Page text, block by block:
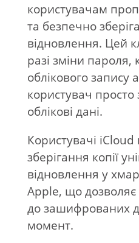
користувачам
та безпечно
відновлення. Цей
разі зміни пароля,
облікового запису
користувач просто
облікові дані.
Користувачі
зберігання копії
відновлення у
Apple, що дозволяє
до зашифрованих
момент.